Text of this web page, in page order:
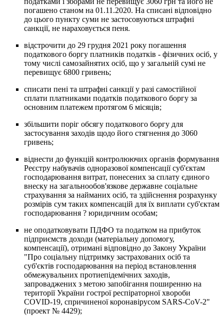
погашено станом на 01.11.2020. На списані відповідно
до цього пункту суми не застосовуються штрафні
санкції, не нараховується пеня.
відстрочити до 29 грудня 2021 року погашення
податкового боргу платників податків - фізичних осіб, у
тому числі самозайнятих осіб, що у загальній сумі не
перевищує 6800 гривень;
списати пені та штрафні санкції у разі самостійної
сплати платниками податків податкового боргу за
основним платежем протягом 6 місяців;
збільшити поріг обсягу податкового боргу для
застосування заходів щодо його стягнення до 3060
гривень;
віднести до функцій контролюючих органів формування
Реєстру набувачів одноразової компенсації суб'єктам
господарювання витрат, понесених за сплату єдиного
внеску на загальнообов'язкове державне соціальне
страхування за найманих осіб, та здійснення розрахунку
розмірів сум таких компенсацій для їх виплати суб'єктам
господарювання ? юридичним особам;
не оподатковувати ПДФО та податком на прибуток
підприємств доходи (матеріальну допомогу,
компенсації), отримані відповідно до Закону України
"Про соціальну підтримку застрахованих осіб та
суб'єктів господарювання на період встановлення
обмежувальних протиепідемічних заходів,
запроваджених з метою запобігання поширенню на
території України гострої респіраторної хвороби
COVID-19, спричиненої коронавірусом SARS-CoV-2"
(проект № 4429);